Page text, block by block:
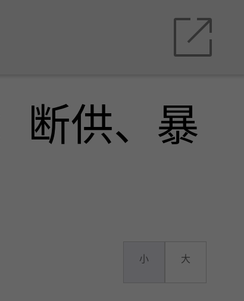
断供、暴
小 大